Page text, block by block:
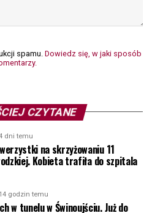
spamu. Dowiedz się, w jaki sposób
CZYTANE
dni temu
na skrzyżowaniu 11
Kobieta trafiła do szpitala
14 godzin temu
w tunelu w Świnoujściu. Już do